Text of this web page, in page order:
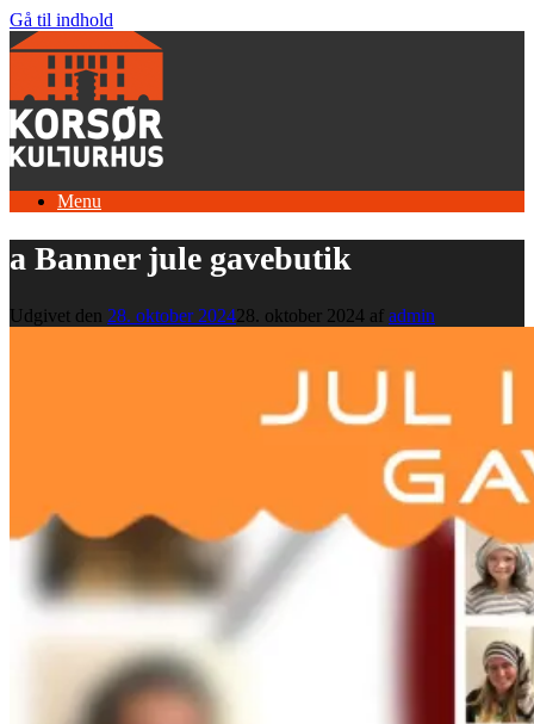
Gå til indhold
Menu
a Banner jule gavebutik
Udgivet den 28. oktober 202428. oktober 2024 af admin